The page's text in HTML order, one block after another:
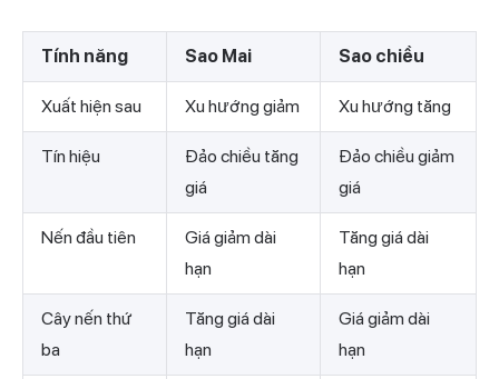
Tính năng Sao Mai Sao chiều
Xuất hiện sau Xu hướng giảm Xu hướng tăng
Tín hiệu
Đảo chiều tăng
giá
Đảo chiều giảm
giá
Nến đầu tiên
Giá giảm dài
hạn
Tăng giá dài
hạn
Cây nến thứ
ba
Tăng giá dài
hạn
Giá giảm dài
hạn